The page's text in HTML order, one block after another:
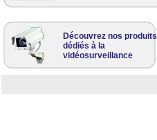
Découvrez nos produits
dédiés à la
vidéosurveillance